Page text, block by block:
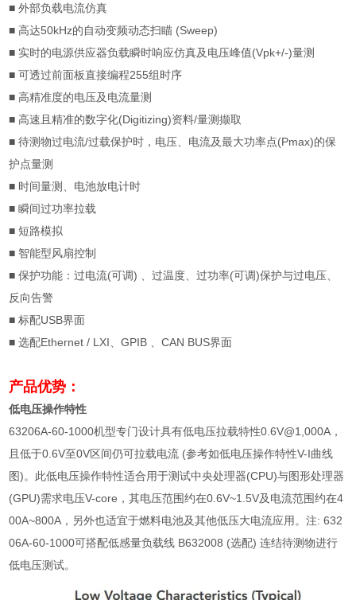
■外部负载电流仿真
■高达50kHz的自动变频动态扫瞄 (Sweep)
■ 实时的电源供应器负载瞬时响应仿真及电压峰值(Vpk+/-)量测
■可透过前面板直接编程255组时序
■高精准度的电压及电流量测
■高速且精准的数字化(Digitizing)资料/量测撷取
■待测物过电流/过载保护时，电压、电流及最大功率点(Pmax)的保
护点量测
■ 时间量测、电池放电计时
■瞬间过功率拉载
■ 短路模拟
■ 智能型风扇控制
■保护功能：过电流(可调) 、过温度、过功率(可调)保护与过电压、
反向告警
■标配USB界面
■选配Ethernet / LXI 、GPIB 、CAN BUS界面
产品优势：
低电压操作特性
63206A-60-1000机型专门设计具有低电压拉载特性0.6V@1,000A ，
且低于0.6V至0V区间仍可拉载电流 (参考如低电压操作特性V-I曲线
图)。此低电压操作特性适合用于测试中央处理器(CPU)与图形处理器
(GPU)需求电压V-core ，其电压范围约在0.6V~1.5V及电流范围约在4
00A~800A ，另外也适宜于燃料电池及其他低压大电流应用。注: 632
06A-60-1000可搭配低感量负载线 B632008 (选配)连结待测物进行
低电压测试。